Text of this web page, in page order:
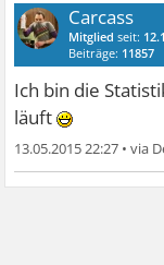
suchen GENAU
können
Sorry
denkst du"....
Carcass
Mitglied seit:
Beiträge: 11857
Ich bin die
läuft
13.05.2015 22:27 •